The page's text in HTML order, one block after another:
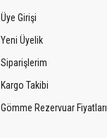
Üye Girişi
Yeni Üyelik
Siparişlerim
Kargo Takibi
Gömme Rezervuar Fiyatları